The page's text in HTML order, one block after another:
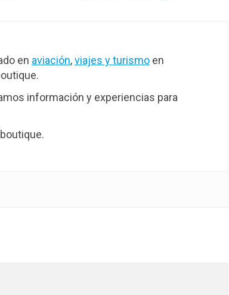
en aviación,viajes y turismo en
información y experiencias para